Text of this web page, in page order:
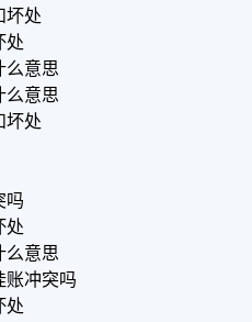
坏处
处
么意思
么意思
坏处
吗
处
么意思
账冲突吗
处